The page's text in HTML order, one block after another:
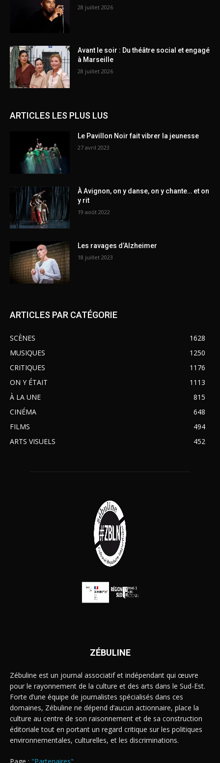
28 juillet 2026
Avant le soir : Du théâtre social et engagé
à Marseille
28 juillet 2026
ARTICLES LES PLUS LUS
Le Pavillon Noir fait vibrer la jeunesse
27 avril 2023
À Avignon, on y danse, on y chante… et on
y rit
19 août 2022
Les ravages d’Alzheimer
18 juillet 2023
ARTICLES PAR CATÉGORIE
SCÈNES
1628
MUSIQUES
1250
CRITIQUES
1176
ON Y ÉTAIT
1113
À LA UNE
815
CINÉMA
648
FILMS
494
ARTS VISUELS
452
ZÉBULINE
Zébuline est un journal associatif et indépendant qui œuvre
pour le rayonnement de la culture et des arts dans le Sud-Est.
Forte d’une équipe de journalistes spécialisés dans ces
domaines, Zébuline ne dépend d’aucun actionnaire, place la
culture au centre de son raisonnement et de sa construction
éditoriale tout en portant un regard critique sur les politiques
environnementales, culturelles, et les discriminations.